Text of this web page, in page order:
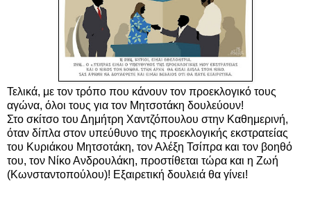
Τελικά, με τον τρόπο που κάνουν τον προεκλογικό τους
αγώνα, όλοι τους για τον Μητσοτάκη δουλεύουν!
Στο σκίτσο του Δημήτρη Χαντζόπουλου στην Καθημερινή,
όταν δίπλα στον υπεύθυνο της προεκλογικής εκστρατείας
του Κυριάκου Μητσοτάκη, τον Αλέξη Τσίπρα και τον βοηθό
του, τον Νίκο Ανδρουλάκη, προστίθεται τώρα και η Ζωή
(Κωνσταντοπούλου)! Εξαιρετική δουλειά θα γίνει!